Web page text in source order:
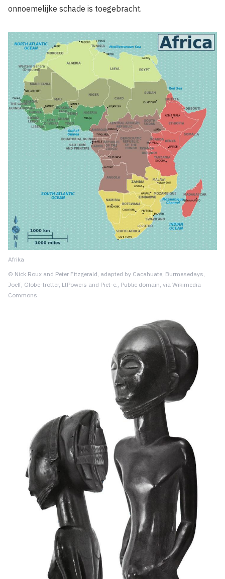
onnoemelijke schade is toegebracht.
Afrika
© Nick Roux and Peter Fitzgerald, adapted by Cacahuate, Burmesedays,
Joelf, Globe-trotter, LtPowers and Piet-c., Public domain, via Wikimedia
Commons